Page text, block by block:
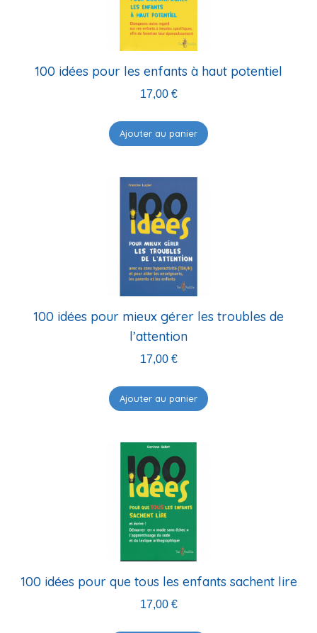
100 idées pour les enfants à haut potentiel
17,00 €
Ajouter au panier
100 idées pour mieux gérer les troubles de
l’attention
17,00 €
Ajouter au panier
100 idées pour que tous les enfants sachent lire
17,00 €